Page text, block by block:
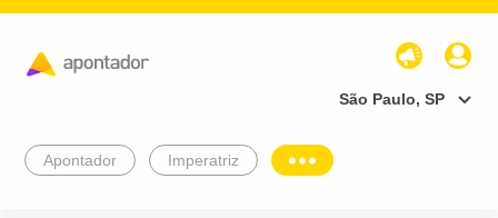
São Paulo, SP
Apontador Imperatriz